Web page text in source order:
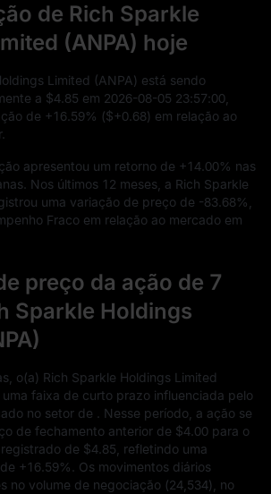
de Rich Sparkle
(ANPA) hoje
Limited (ANPA) está sendo
a $4.85 em 2026-08-05 23:57:00
de +16.59% ($+0.68) em relação ao
apresentou um retorno de +14.00% nas
Nos últimos 12 meses, a Rich Sparkle
uma variação de preço de -83.68%
Fraco em relação ao mercado em
preço da ação de 7
Sparkle Holdings
o(a) Rich Sparkle Holdings Limited
faixa de curto prazo influenciada pelo
no setor de . Nesse período, a ação se
de fechamento anterior de $4.00 para o
de $4.85 , refletindo uma
+16.59%
. Os movimentos diários
no volume de negociação (24,534), no